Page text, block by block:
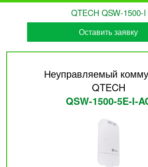
QTECH QSW-1500-I
Оставить заявку
Неуправляемый
QTECH
QSW-1500-5E-I-